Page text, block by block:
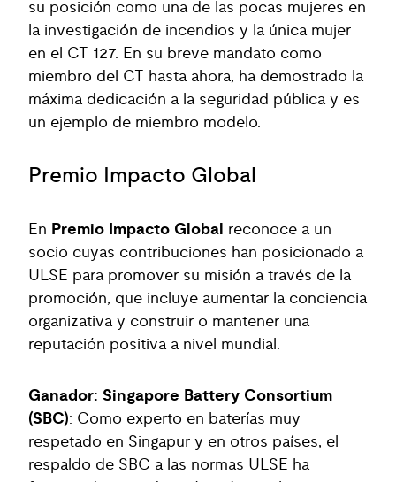
su posición como una de las pocas mujeres en
la investigación de incendios y la única mujer
en el CT 127. En su breve mandato como
miembro del CT hasta ahora, ha demostrado la
máxima dedicación a la seguridad pública y es
un ejemplo de miembro modelo.
Premio Impacto Global
En Premio Impacto Global
reconoce a un
socio cuyas contribuciones han posicionado a
ULSE para promover su misión a través de la
promoción, que incluye aumentar la conciencia
organizativa y construir o mantener una
reputación positiva a nivel mundial.
Ganador: Singapore Battery Consortium
(SBC): Como experto en baterías muy
respetado en Singapur y en otros países, el
respaldo de SBC a las normas ULSE ha